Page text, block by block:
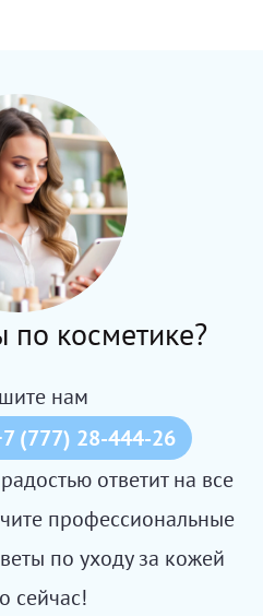
по косметике?
нам
(777) 28-444-26
ответит на все
профессиональные
по уходу за кожей
сейчас!